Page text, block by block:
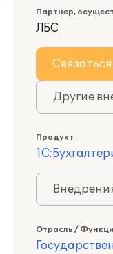
Партнер,
ЛБС
Связаться
Другие
Продукт
Отрасль /